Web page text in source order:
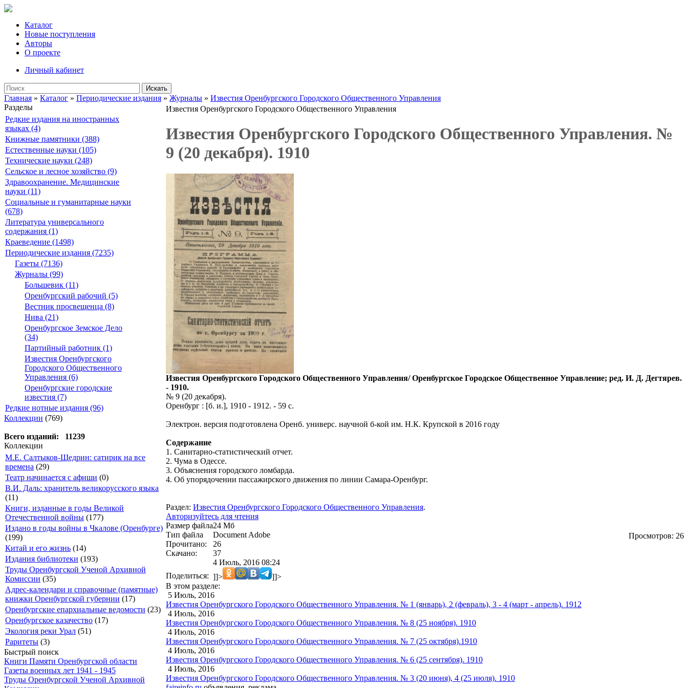
Каталог
Новые поступления
Авторы
О проекте
Личный кабинет
Искать
Главная » Каталог » Периодические издания » Журналы » Известия Оренбургского Городского Общественного Управления
Разделы
Редкие издания на иностранных
языках (4)
Книжные памятники (388)
Естественные науки (105)
Технические науки (248)
Сельское и лесное хозяйство (9)
Здравоохранение. Медицинские
науки (11)
Социальные и гуманитарные науки
(678)
Литература универсального
содержания (1)
Краеведение (1498)
Периодические издания (7235)
Газеты (7136)
Журналы (99)
Большевик (11)
Оренбургский рабочий (5)
Вестник просвещенца (8)
Нива (21)
Оренбургское Земское Дело
(34)
Партийный работник (1)
Известия Оренбургского
Городского Общественного
Управления (6)
Оренбургские городские
известия (7)
Редкие нотные издания (96)
Коллекции (769)
Всего изданий: 11239
Коллекции
М.Е. Салтыков-Щедрин: сатирик на все
времена (29)
Театр начинается с афиши (0)
В.И. Даль: хранитель великорусского языка
(11)
Книги, изданные в годы Великой
Отечественной войны (177)
Издано в годы войны в Чкалове (Оренбурге)
(199)
Китай и его жизнь (14)
Издания библиотеки (193)
Труды Оренбургской Ученой Архивной
Комиссии (35)
Адрес-календари и справочные (памятные)
книжки Оренбургской губернии (17)
Оренбургские епархиальные ведомости (23)
Оренбургское казачество (17)
Экология реки Урал (51)
Раритеты (3)
Быстрый поиск
Книги Памяти Оренбургской области
Газеты военных лет 1941 - 1945
Труды Оренбургской Ученой Архивной
Известия Оренбургского Городского Общественного Управления
Известия Оренбургского Городского Общественного Управления. №
9 (20 декабря). 1910
Известия Оренбургского Городского Общественного Управления/ Оренбургское Городское Общественное Управление; ред. И. Д. Дегтярев.
- 1910.
№ 9 (20 декабря).
Оренбург : [б. и.], 1910 - 1912. - 59 с.
Электрон. версия подготовлена Оренб. универс. научной б-кой им. Н.К. Крупской в 2016 году
Содержание
1. Санитарно-статистический отчет.
2. Чума в Одессе.
3. Объяснения городского ломбарда.
4. Об упорядочении пассажирского движения по линии Самара-Оренбург.
Раздел: Известия Оренбургского Городского Общественного Управления.
Авторизуйтесь для чтения
Просмотров: 26
Размер файла24 Мб
Тип файла
Document Adobe
Прочитано:
26
Скачано:
37
4 Июль, 2016 08:24
Поделиться: ]]>
]]>
В этом разделе:
5 Июль, 2016
Известия Оренбургского Городского Общественного Управления. № 1 (январь), 2 (февраль), 3 - 4 (март - апрель). 1912
4 Июль, 2016
Известия Оренбургского Городского Общественного Управления. № 8 (25 ноября). 1910
4 Июль, 2016
Известия Оренбургского Городского Общественного Управления. № 7 (25 октября).1910
4 Июль, 2016
Известия Оренбургского Городского Общественного Управления. № 6 (25 сентября). 1910
4 Июль, 2016
Известия Оренбургского Городского Общественного Управления. № 3 (20 июня), 4 (25 июля). 1910